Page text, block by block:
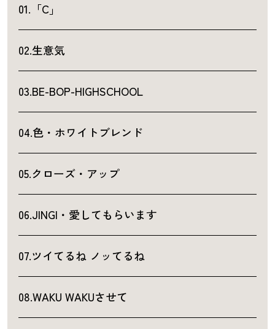
01.「C」
02.生意気
03.BE-BOP-HIGHSCHOOL
04.色・ホワイトブレンド
05.クローズ・アップ
06.JINGI・愛してもらいます
07.ツイてるね ノッてるね
08.WAKU WAKUさせて